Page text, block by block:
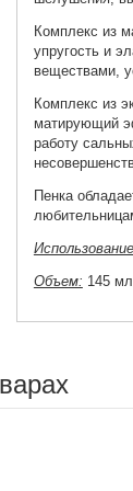
952 ₽ 1
Комплекс из
упругость и
веществами,
Комплекс из
матирующий
работу
Пенка
Объем: 145